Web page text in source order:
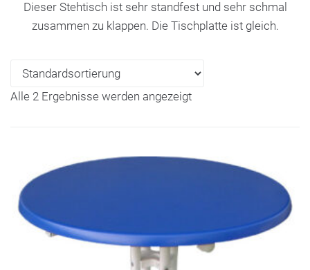
Dieser Stehtisch ist sehr standfest und sehr schmal
zusammen zu klappen. Die Tischplatte ist gleich.
Alle 2 Ergebnisse werden angezeigt